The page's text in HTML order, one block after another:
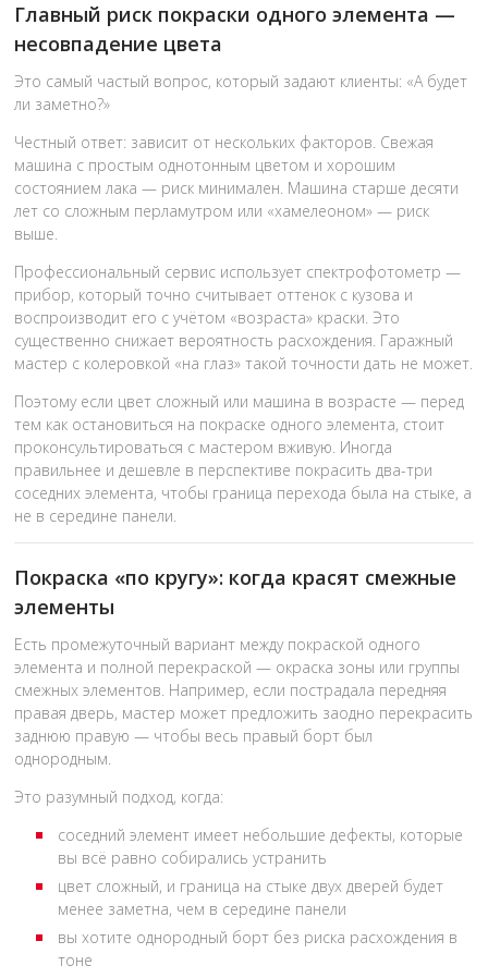
Главный риск покраски одного элемента —
несовпадение цвета
Это самый частый вопрос, который задают клиенты: «А будет
ли заметно?»
Честный ответ: зависит от нескольких факторов. Свежая
машина с простым однотонным цветом и хорошим
состоянием лака — риск минимален. Машина старше десяти
лет со сложным перламутром или «хамелеоном» — риск
выше.
Профессиональный сервис использует спектрофотометр —
прибор, который точно считывает оттенок с кузова и
воспроизводит его с учётом «возраста» краски. Это
существенно снижает вероятность расхождения. Гаражный
мастер с колеровкой «на глаз» такой точности дать не может.
Поэтому если цвет сложный или машина в возрасте — перед
тем как остановиться на покраске одного элемента, стоит
проконсультироваться с мастером вживую. Иногда
правильнее и дешевле в перспективе покрасить два-три
соседних элемента, чтобы граница перехода была на стыке, а
не в середине панели.
Покраска «по кругу»: когда красят смежные
элементы
Есть промежуточный вариант между покраской одного
элемента и полной перекраской — окраска зоны или группы
смежных элементов. Например, если пострадала передняя
правая дверь, мастер может предложить заодно перекрасить
заднюю правую — чтобы весь правый борт был
однородным.
Это разумный подход, когда:
соседний элемент имеет небольшие дефекты, которые
вы всё равно собирались устранить
цвет сложный, и граница на стыке двух дверей будет
менее заметна, чем в середине панели
вы хотите однородный борт без риска расхождения в
тоне